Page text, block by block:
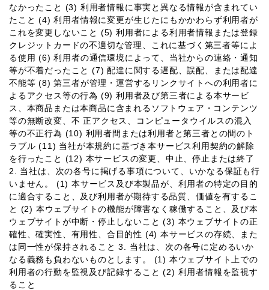
なかったこと (3) 利用者情報に事実と異なる情報が含まれてい
たこと (4) 利用者情報に変更が生じたにもかかわらず利用者が
これを変更しないこと (5) 利用者による利用者情報または登録
クレジットカードの不適切な管理、これに基づく第三者等によ
る使用 (6) 利用者の通信環境によって、当社からの連絡・通知
等が不着だったこと (7) 配達に関する遅配、誤配、または配達
不能等 (8) 第三者が管理・運営するリンクサイトへの利用者に
よるアクセス等の行為 (9) 利用者及び第三者による本サービ
ス、本商品または本商品に含まれるソフトウェア・コンテンツ
等の無断改変、不 正アクセス、コンピュータウイルスの混入
等の不正行為 (10) 利用者間または利用者と第三者との間のト
ラブル (11) 当社が本規約に基づき本サービス利用契約の解除
を行ったこと (12) 本サービスの変更、中止、停止または終了
2. 当社は、次の各号に掲げる事項について、いかなる保証も行
いません。 (1) 本サービス及び本製品が、利用者の特定の目的
に適合すること、及び利用者が期待する品質、価値を有するこ
と (2) 本ウェブサイトの機能が障害なく稼働すること、及び本
ウェブサイトが中断・停止しないこと (3) 本ウェブサイトの正
確性、確実性、有用性、合目的性 (4) 本サービスの存続、また
は同一性が保持されること 3. 当社は、次の各号に定めるいか
なる義務も負わないものとします。 (1) 本ウェブサイト上での
利用者の行動を監視及び記録すること (2) 利用者情報を監視す
ること